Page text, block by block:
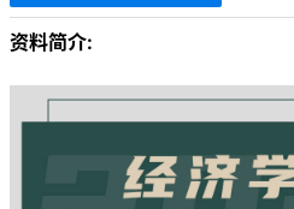
资料简介: